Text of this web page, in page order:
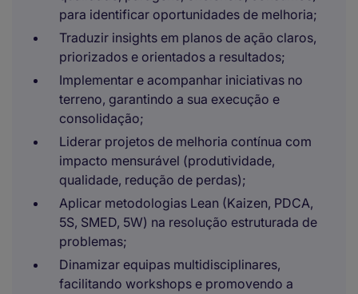
para identificar oportunidades de melhoria;
Traduzir insights em planos de ação claros,
priorizados e orientados a resultados;
Implementar e acompanhar iniciativas no
terreno, garantindo a sua execução e
consolidação;
Liderar projetos de melhoria contínua com
impacto mensurável (produtividade,
qualidade, redução de perdas);
Aplicar metodologias Lean (Kaizen, PDCA,
5S, SMED, 5W) na resolução estruturada de
problemas;
Dinamizar equipas multidisciplinares,
facilitando workshops e promovendo a